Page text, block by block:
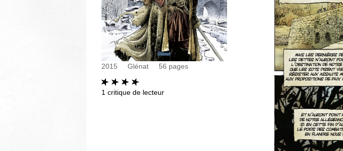
2015 Glénat 56 pages
1 critique de lecteur